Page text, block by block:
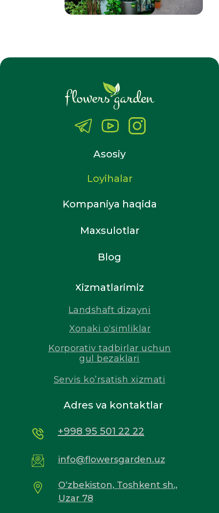
Adres va kontaktlar
Servis ko’rsatish xizmati
Korporativ tadbirlar uchun
gul bezaklari
Xonaki o‘simliklar
O‘zbekiston, Toshkent sh.,
Uzar 78
Xizmatlarimiz
Maxsulotlar
Blog
Kompaniya haqida
Asosiy
Loyihalar
Landshaft dizayni
info@flowersgarden.uz
+998 95 501 22 22